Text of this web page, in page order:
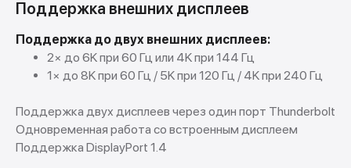
Поддержка внешних дисплеев
Поддержка до двух внешних дисплеев:
2× до 6K при 60 Гц или 4K при 144 Гц
1× до 8K при 60 Гц / 5K при 120 Гц / 4K при 240 Гц
Поддержка двух дисплеев через один порт Thunderbolt
Одновременная работа со встроенным дисплеем
Поддержка DisplayPort 1.4